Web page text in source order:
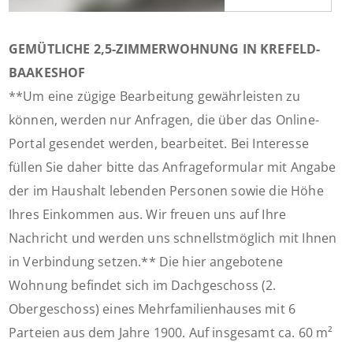
GEMÜTLICHE 2,5-ZIMMERWOHNUNG IN KREFELD-
BAAKESHOF
**Um eine zügige Bearbeitung gewährleisten zu
können, werden nur Anfragen, die über das Online-
Portal gesendet werden, bearbeitet. Bei Interesse
füllen Sie daher bitte das Anfrageformular mit Angabe
der im Haushalt lebenden Personen sowie die Höhe
Ihres Einkommen aus. Wir freuen uns auf Ihre
Nachricht und werden uns schnellstmöglich mit Ihnen
in Verbindung setzen.** Die hier angebotene
Wohnung befindet sich im Dachgeschoss (2.
Obergeschoss) eines Mehrfamilienhauses mit 6
Parteien aus dem Jahre 1900. Auf insgesamt ca. 60 m²